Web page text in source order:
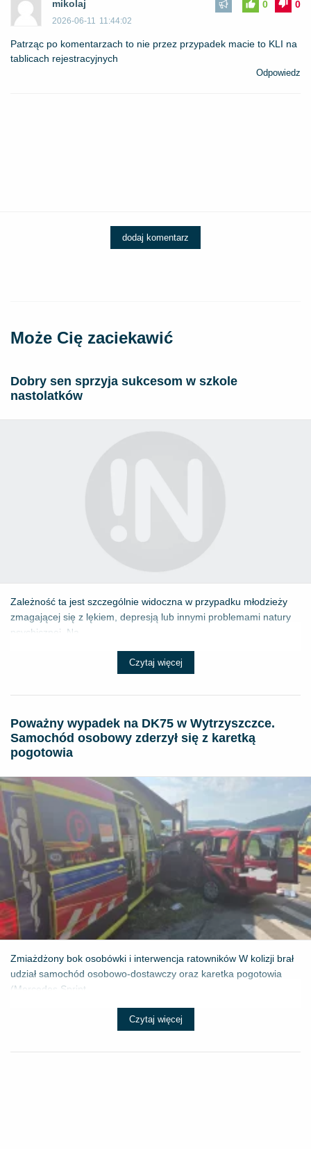
mikolaj
2026-06-11 11:44:02
0
0
Patrząc po komentarzach to nie przez przypadek macie to KLI na
tablicach rejestracyjnych
Odpowiedz
dodaj komentarz
Może Cię zaciekawić
Dobry sen sprzyja sukcesom w szkole
nastolatków
Zależność ta jest szczególnie widoczna w przypadku młodzieży
zmagającej się z lękiem, depresją lub innymi problemami natury
psychicznej. Na...
Czytaj więcej
Poważny wypadek na DK75 w Wytrzyszczce.
Samochód osobowy zderzył się z karetką
pogotowia
Zmiażdżony bok osobówki i interwencja ratowników W kolizji brał
udział samochód osobowo-dostawczy oraz karetka pogotowia
(Mercedes Sprint...
Czytaj więcej